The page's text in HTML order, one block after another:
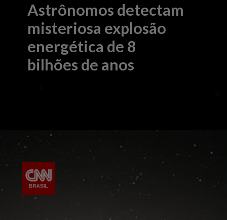
Astrônomos detectam
misteriosa explosão
energética de 8
bilhões de anos